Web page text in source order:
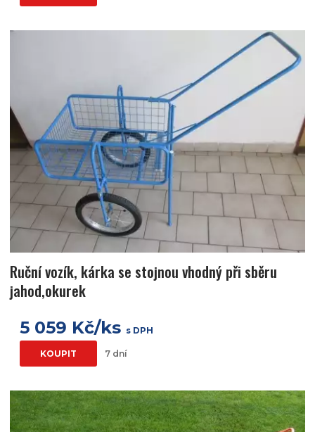
Ruční vozík, kárka se stojnou vhodný při sběru
jahod,okurek
5 059 Kč/ks s DPH
KOUPIT 7 dní